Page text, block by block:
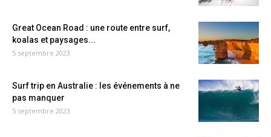
Great Ocean Road : une route entre surf,
koalas et paysages...
5 septembre 2023
Surf trip en Australie : les événements à ne
pas manquer
5 septembre 2023